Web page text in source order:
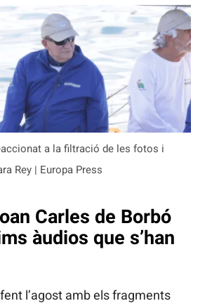
a la filtració de les fotos i
Rey | Europa Press
Carles de Borbó
àudios que s’han
l’agost amb els fragments